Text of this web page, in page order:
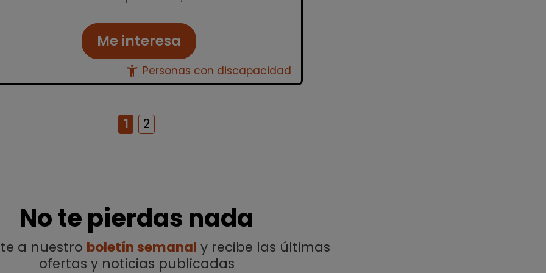
Me interesa
accessibility_new Personas con discapacidad
1 2
No te pierdas nada
a nuestro boletín semanal y recibe las últimas
ofertas y noticias publicadas